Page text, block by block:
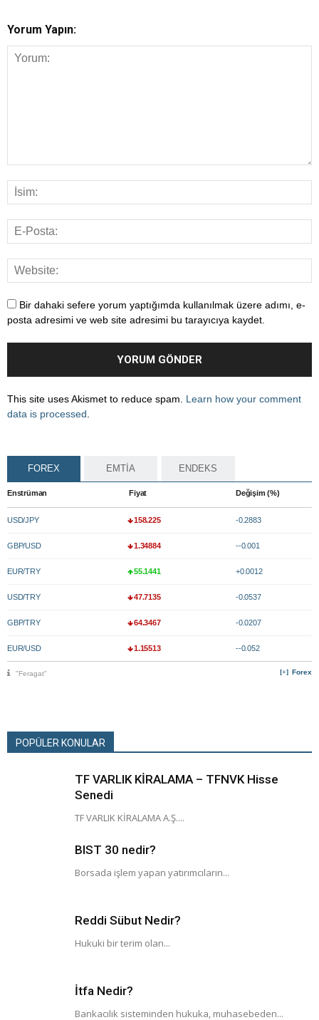
Yorum Yapın:
Bir dahaki sefere yorum yaptığımda kullanılmak üzere adımı, e-
posta adresimi ve web site adresimi bu tarayıcıya kaydet.
This site uses Akismet to reduce spam. Learn how your comment
data is processed
FOREX EMTİA ENDEKS
Enstrüman Fiyat Değişim (%)
USD/JPY 158.225 -0.2883
GBP/USD 1.34884 --0.001
EUR/TRY 55.1441 +0.0012
USD/TRY 47.7135 -0.0537
GBP/TRY 64.3467 -0.0207
EUR/USD 1.15513 --0.052
Forex
"Feragat"
POPÜLER KONULAR
TF VARLIK KİRALAMA – TFNVK Hisse
Senedi
TF VARLIK KİRALAMA A.Ş....
BIST 30 nedir?
Borsada işlem yapan yatırımcıların...
Reddi Sübut Nedir?
Hukuki bir terim olan...
İtfa Nedir?
Bankacılık sisteminden hukuka, muhasebeden...